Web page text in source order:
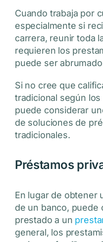
Cuando trabaja por
especialmente si
carrera, reunir toda
requieren los
puede ser
Si no cree que
tradicional según
puede considerar
de soluciones de
tradicionales.
Préstamos
En lugar de obtener
de un banco, puede
prestado a un
general, los